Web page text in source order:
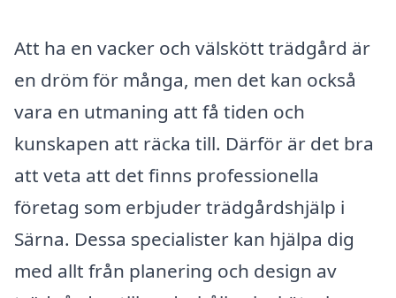
Att ha en vacker och välskött trädgård är
en dröm för många, men det kan också
vara en utmaning att få tiden och
kunskapen att räcka till. Därför är det bra
att veta att det finns professionella
företag som erbjuder trädgårdshjälp i
Särna. Dessa specialister kan hjälpa dig
med allt från planering och design av